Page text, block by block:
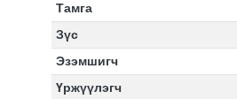
Тамга
Зүс
Эзэмшигч
Үржүүлэгч